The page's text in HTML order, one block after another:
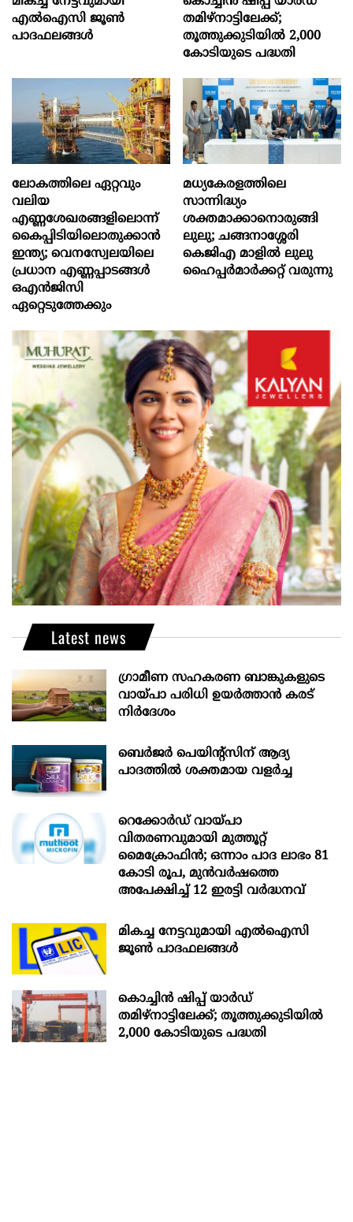
എൽഐസി ജൂൺ
പാദഫലങ്ങൾ
തമിഴ്നാട്ടിലേക്ക്;
തൂത്തുക്കുടിയിൽ 2,000
കോടിയുടെ പദ്ധതി
ലോകത്തിലെ ഏറ്റവും
വലിയ
എണ്ണശേഖരങ്ങളിലൊന്ന്
കൈപ്പിടിയിലൊതുക്കാന്‍
ഇന്ത്യ; വെനസ്വേലയിലെ
പ്രധാന എണ്ണപ്പാടങ്ങള്‍
ഒഎന്‍ജിസി
ഏറ്റെടുത്തേക്കും
മധ്യകേരളത്തിലെ
സാന്നിദ്ധ്യം
ശക്തമാക്കാനൊരുങ്ങി
ലുലു; ചങ്ങനാശ്ശേരി
കെജിഎ മാളിൽ ലുലു
ഹൈപ്പർമാർക്കറ്റ് വരുന്നു
Latest news
ഗ്രാമീണ സഹകരണ ബാങ്കുകളുടെ
വായ്പാ പരിധി ഉയർത്താൻ കരട്
നിർദേശം
ബെർജർ പെയിന്റ്സിന് ആദ്യ
പാദത്തിൽ ശക്തമായ വളർച്ച
റെക്കോർഡ് വായ്പാ
വിതരണവുമായി മുത്തൂറ്റ്
മൈക്രോഫിൻ; ഒന്നാം പാദ ലാഭം 81
കോടി രൂപ, മുൻവർഷത്തെ
അപേക്ഷിച്ച് 12 ഇരട്ടി വർദ്ധനവ്
മികച്ച നേട്ടവുമായി എൽഐസി
ജൂൺ പാദഫലങ്ങൾ
കൊച്ചിന്‍ ഷിപ്പ് യാർഡ്
തമിഴ്നാട്ടിലേക്ക്; തൂത്തുക്കുടിയിൽ
2,000 കോടിയുടെ പദ്ധതി